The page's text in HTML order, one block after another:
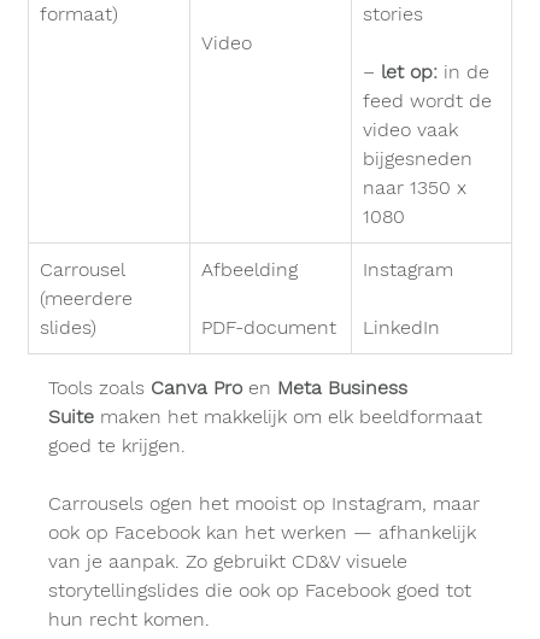
formaat)
Video
stories
– let op: in de
feed wordt de
video vaak
bijgesneden
naar 1350 x
1080
Carrousel
(meerdere
slides)
Afbeelding
PDF-document
Instagram
LinkedIn
Tools zoals Canva Pro en Meta Business
Suite maken het makkelijk om elk beeldformaat
goed te krijgen.
Carrousels ogen het mooist op Instagram, maar
ook op Facebook kan het werken — afhankelijk
van je aanpak. Zo gebruikt CD&V visuele
storytellingslides die ook op Facebook goed tot
hun recht komen.